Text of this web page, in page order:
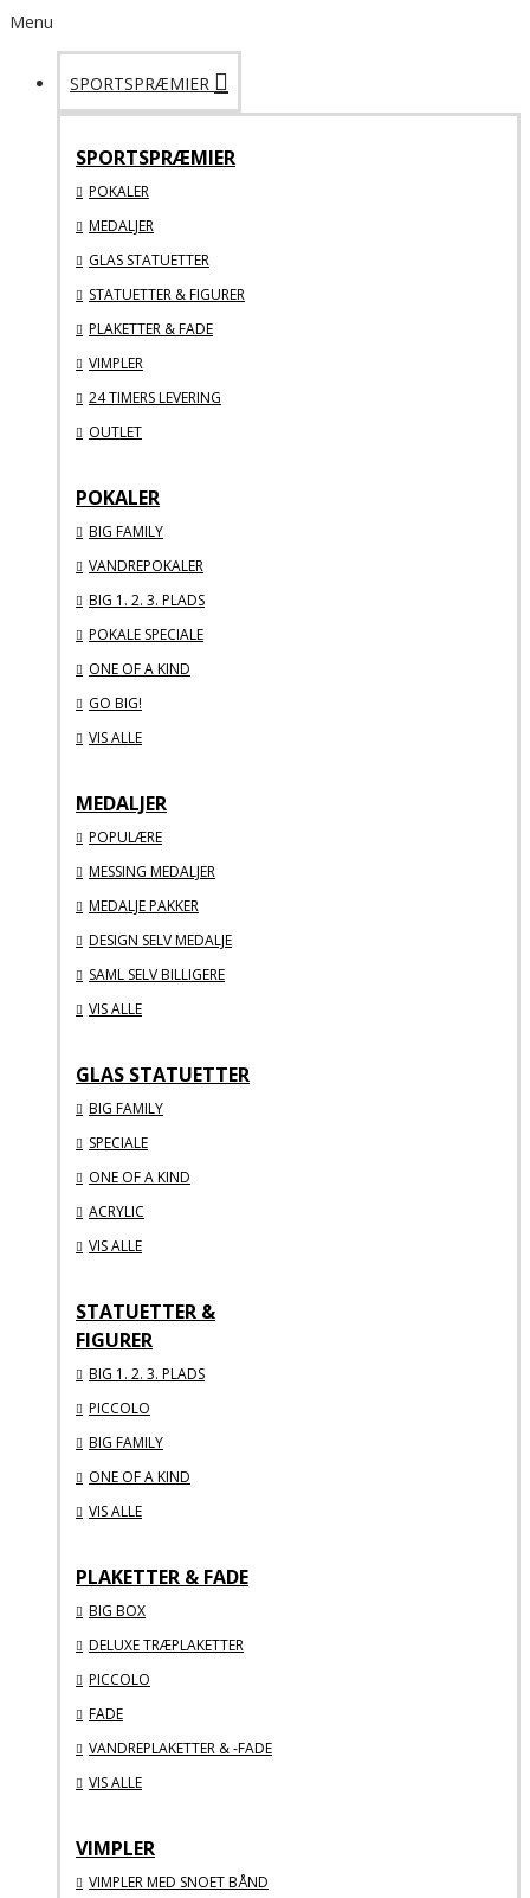
Menu
SPORTSPRÆMIER
SPORTSPRÆMIER
POKALER
MEDALJER
GLAS STATUETTER
STATUETTER & FIGURER
PLAKETTER & FADE
VIMPLER
24 TIMERS LEVERING
OUTLET
POKALER
BIG FAMILY
VANDREPOKALER
BIG 1. 2. 3. PLADS
POKALE SPECIALE
ONE OF A KIND
GO BIG!
VIS ALLE
MEDALJER
POPULÆRE
MESSING MEDALJER
MEDALJE PAKKER
DESIGN SELV MEDALJE
SAML SELV BILLIGERE
VIS ALLE
GLAS STATUETTER
BIG FAMILY
SPECIALE
ONE OF A KIND
ACRYLIC
VIS ALLE
STATUETTER &
FIGURER
BIG 1. 2. 3. PLADS
PICCOLO
BIG FAMILY
ONE OF A KIND
VIS ALLE
PLAKETTER & FADE
BIG BOX
DELUXE TRÆPLAKETTER
PICCOLO
FADE
VANDREPLAKETTER & -FADE
VIS ALLE
VIMPLER
VIMPLER MED SNOET BÅND